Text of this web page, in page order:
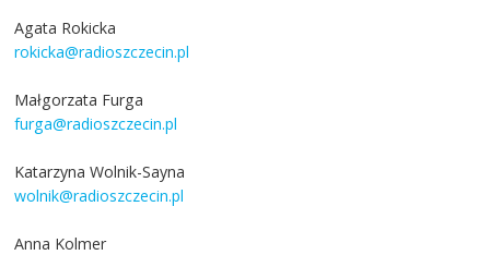
Agata Rokicka
rokicka@radioszczecin.pl
Małgorzata Furga
furga@radioszczecin.pl
Katarzyna Wolnik-Sayna
wolnik@radioszczecin.pl
Anna Kolmer